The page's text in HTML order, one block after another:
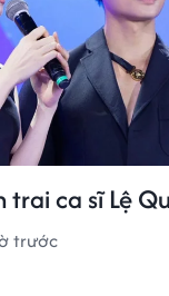
trai ca sĩ Lệ
trước